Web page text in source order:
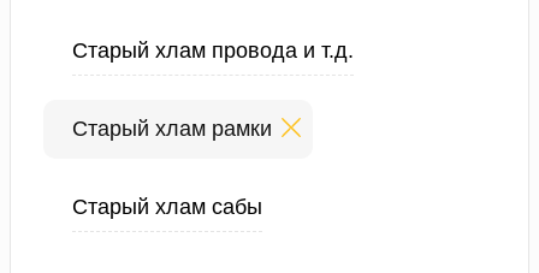
Старый хлам провода и т.д.
Старый хлам рамки
Старый хлам сабы